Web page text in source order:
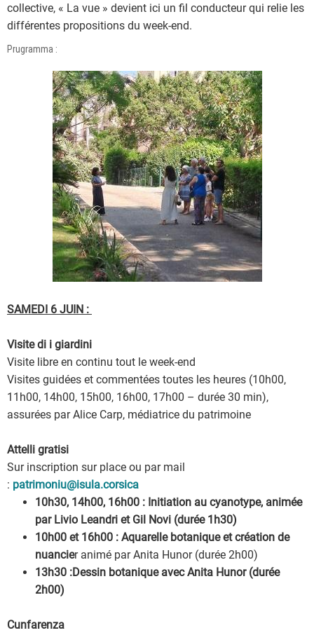
collective, « La vue » devient ici un fil conducteur qui relie les
différentes propositions du week-end.
Prugramma :
SAMEDI 6 JUIN :
Visite di i giardini
Visite libre en continu tout le week-end
Visites guidées et commentées toutes les heures (10h00,
11h00, 14h00, 15h00, 16h00, 17h00 – durée 30 min),
assurées par Alice Carp, médiatrice du patrimoine
Attelli gratisi
Sur inscription sur place ou par mail
: patrimoniu@isula.corsica
10h30, 14h00, 16h00 : Initiation au cyanotype, animée
par Livio Leandri et Gil Novi (durée 1h30)
10h00 et 16h00 : Aquarelle botanique et création de
nuancier animé par Anita Hunor (durée 2h00)
13h30 :Dessin botaniqueavec Anita Hunor (durée
2h00)
Cunfarenza